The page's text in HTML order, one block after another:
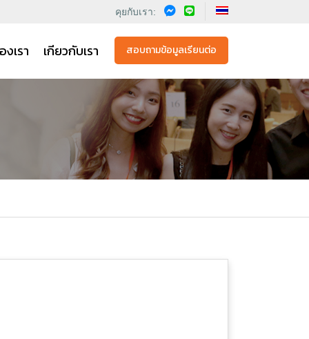
คุยกับเรา:
เรา เกียวกับเรา สอบถามข้อมูลเรียนต่อ